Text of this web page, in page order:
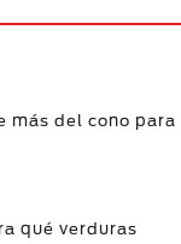
más del cono para
qué verduras